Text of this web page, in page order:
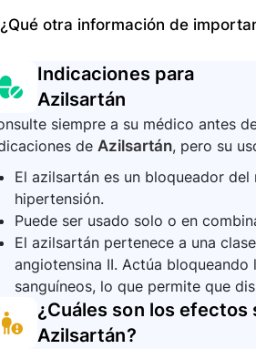
desechar correctamente los
de azilsartán. En general, si
¿Qué otra información de
sienta bien. No deje de tomarlo
mareos, vértigo y
lo que es importante levantarse
Indicaciones para
Azilsartán
siempre a su médico antes
de Azilsartán, pero su
El azilsartán es un bloqueador
hipertensión.
Puede ser usado solo o en
El azilsartán pertenece a una
angiotensina II. Actúa
sanguíneos, lo que permite que
¿Cuáles son los efectos
Azilsartán?